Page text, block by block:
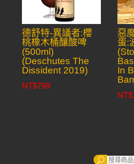
德舒特-異議者:櫻
桃橡木桶釀酸啤
(500ml)
(Deschutes The
Dissident 2019)
NT$799
惡
蛋:
In
NT$